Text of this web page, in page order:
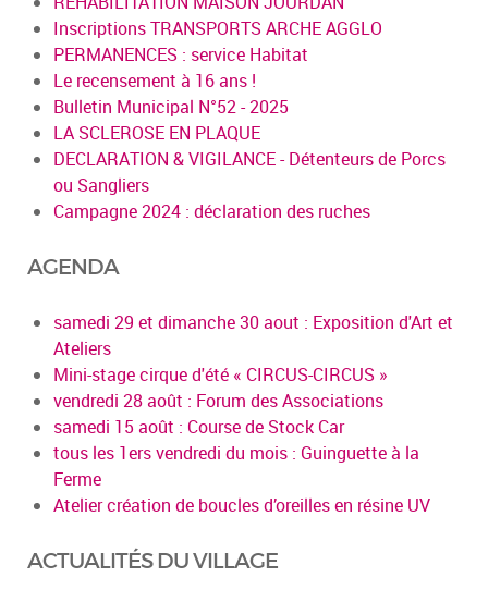
Inscriptions TRANSPORTS ARCHE AGGLO
PERMANENCES : service Habitat
Le recensement à 16 ans !
Bulletin Municipal N°52 - 2025
LA SCLEROSE EN PLAQUE
DECLARATION & VIGILANCE - Détenteurs de Porcs
ou Sangliers
Campagne 2024 : déclaration des ruches
AGENDA
samedi 29 et dimanche 30 aout : Exposition d'Art et
Ateliers
Mini-stage cirque d'été « CIRCUS-CIRCUS »
vendredi 28 août : Forum des Associations
samedi 15 août : Course de Stock Car
tous les 1ers vendredi du mois : Guinguette à la
Ferme
Atelier création de boucles d’oreilles en résine UV
ACTUALITÉS DU VILLAGE